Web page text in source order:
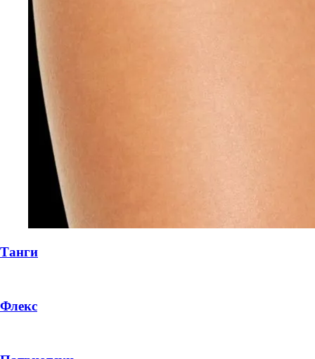
DROP 04
Танги
Флекс